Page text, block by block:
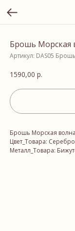
Брошь Морская
Артикул: DAS05 Брошь
1590,00 р.
Брошь Морская
Цвет_Товара: Серебро
Металл_Товара: